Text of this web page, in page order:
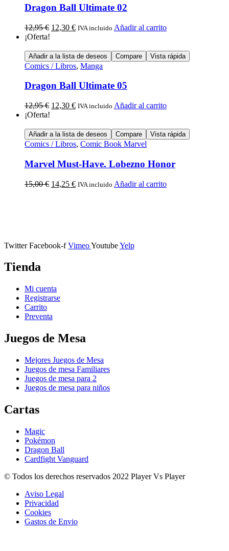
Dragon Ball Ultimate 02
12,95€ 12,30 € IVA incluido Añadir al carrito
¡Oferta!
Añadir a la lista de deseos Compare Vista rápida
Comics / Libros, Manga
Dragon Ball Ultimate 05
12,95€ 12,30 € IVA incluido Añadir al carrito
¡Oferta!
Añadir a la lista de deseos Compare Vista rápida
Comics / Libros, Comic Book Marvel
Marvel Must-Have. Lobezno Honor
15,00€ 14,25 € IVA incluido Añadir al carrito
Twitter Facebook-f VimeoYoutubeYelp
Tienda
Mi cuenta
Registrarse
Carrito
Preventa
Juegos de Mesa
Mejores Juegos de Mesa
Juegos de mesa Familiares
Juegos de mesa para 2
Juegos de mesa para niños
Cartas
Magic
Pokémon
Dragon Ball
Cardfight Vanguard
© Todos los derechos reservados 2022 Player Vs Player
Aviso Legal
Privacidad
Cookies
Gastos de Envio